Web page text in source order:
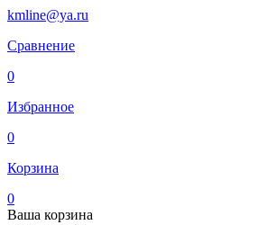
kmline@ya.ru
Сравнение
0
Избранное
0
Корзина
0
Ваша корзина